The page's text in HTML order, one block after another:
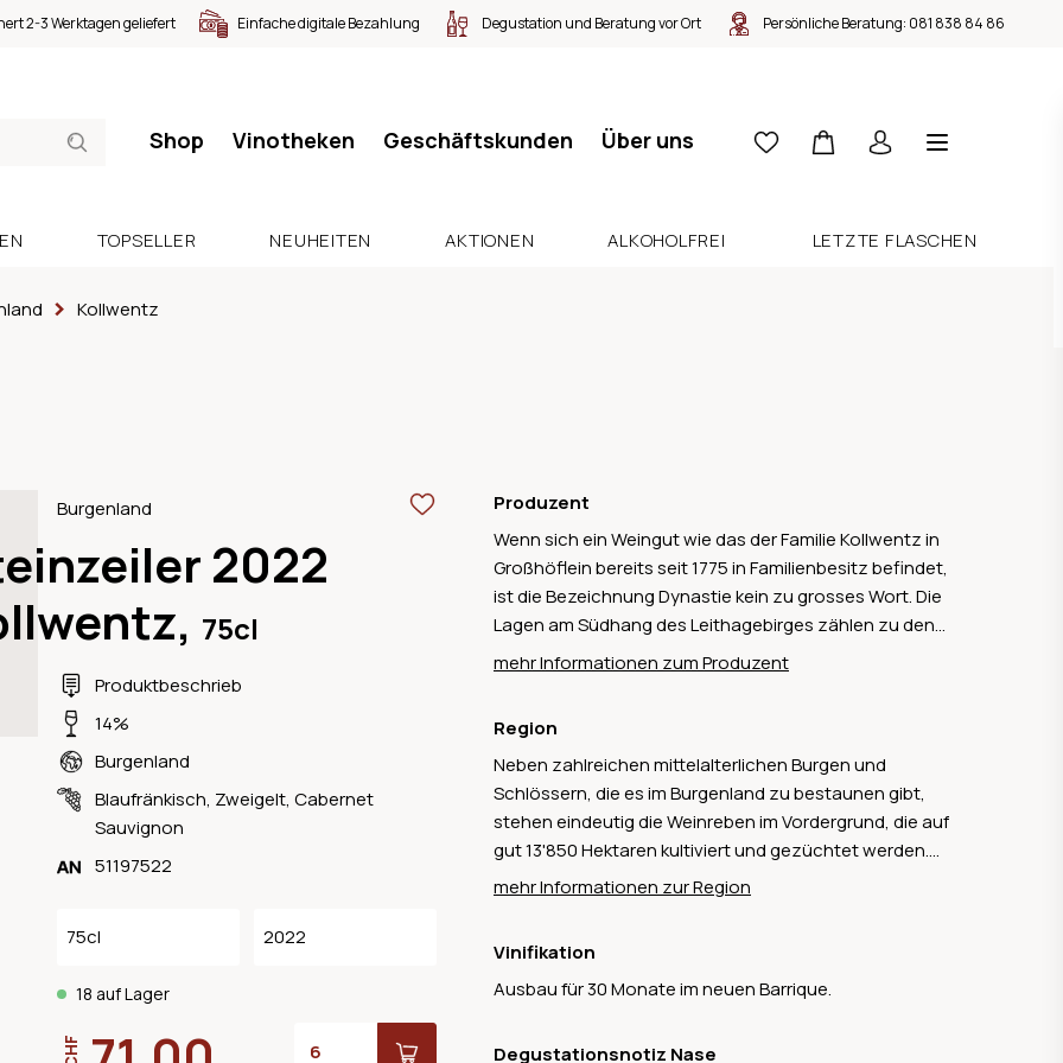
2-3 Werktagen geliefert Einfache digitale Bezahlung Degustation und Beratung vor Ort Persönliche Beratung: 081 838 84 86
Shop Vinotheken Geschäftskunden Über uns
TOPSELLER NEUHEITEN AKTIONEN ALKOHOLFREI LETZTE FLASCHEN
Kollwentz
Burgenland
2022
75cl
Produktbeschrieb
14%
Burgenland
Blaufränkisch, Zweigelt, Cabernet
Sauvignon
51197522
75cl 2022
18 auf Lager
CHF
Produzent
Wenn sich ein Weingut wie das der Familie Kollwentz in
Großhöflein bereits seit 1775 in Familienbesitz befindet,
ist die Bezeichnung Dynastie kein zu grosses Wort. Die
Lagen am Südhang des Leithagebirges zählen zu den
ältesten und besten des Landes. Klingende Namen wie
Weingärten erwähnt. Die Familie Kollwentz pflegt hier
den Weingutsgedanken in seiner reinsten Form: eigene
Weinberge, eigene Trauben, eigener Wein.
mehr Informationen zum Produzent
Region
Neben zahlreichen mittelalterlichen Burgen und
Schlössern, die es im Burgenland zu bestaunen gibt,
stehen eindeutig die Weinreben im Vordergrund, die auf
gut 13'850 Hektaren kultiviert und gezüchtet werden.
Das Weinbaugebiet ist relativ schlank und befindet sich
heiss. Das Weinbaugebiet ist bekannt für seine
Rotweine von der Sorte Blaufränkisch sowie für die
mehr Informationen zur Region
Vinifikation
Ausbau für 30 Monate im neuen Barrique.
Degustationsnotiz Nase